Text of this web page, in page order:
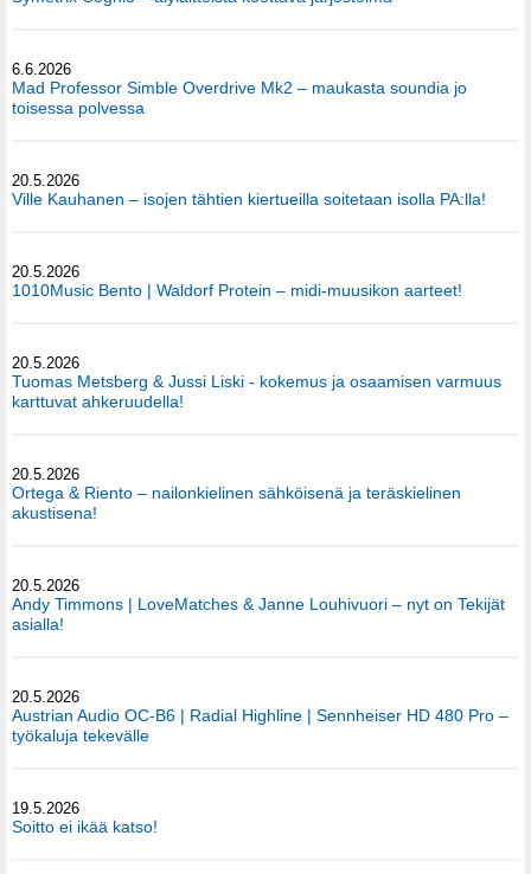
6.6.2026
Mad Professor Simble Overdrive Mk2 – maukasta soundia jo
toisessa polvessa
20.5.2026
Ville Kauhanen – isojen tähtien kiertueilla soitetaan isolla PA:lla!
20.5.2026
1010Music Bento | Waldorf Protein – midi-muusikon aarteet!
20.5.2026
Tuomas Metsberg & Jussi Liski - kokemus ja osaamisen varmuus
karttuvat ahkeruudella!
20.5.2026
Ortega & Riento – nailonkielinen sähköisenä ja teräskielinen
akustisena!
20.5.2026
Andy Timmons | LoveMatches & Janne Louhivuori – nyt on Tekijät
asialla!
20.5.2026
Austrian Audio OC-B6 | Radial Highline | Sennheiser HD 480 Pro –
työkaluja tekevälle
19.5.2026
Soitto ei ikää katso!